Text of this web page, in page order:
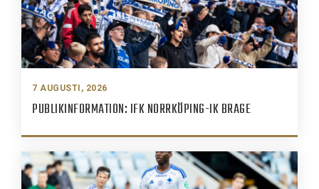
7 AUGUSTI, 2026
PUBLIKINFORMATION: IFK NORRKÖPING-IK BRAGE